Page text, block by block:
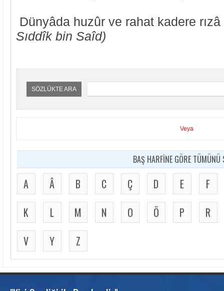
Dünyâda huzûr ve rahat kadere
Sıddîk bin Saîd)
SÖZLÜKTE ARA
Veya
BAŞ HARFİNE GÖRE TÜMÜNÜ
A Â B C Ç D E
F
K
L M N O Ö P
R
V
Y Z